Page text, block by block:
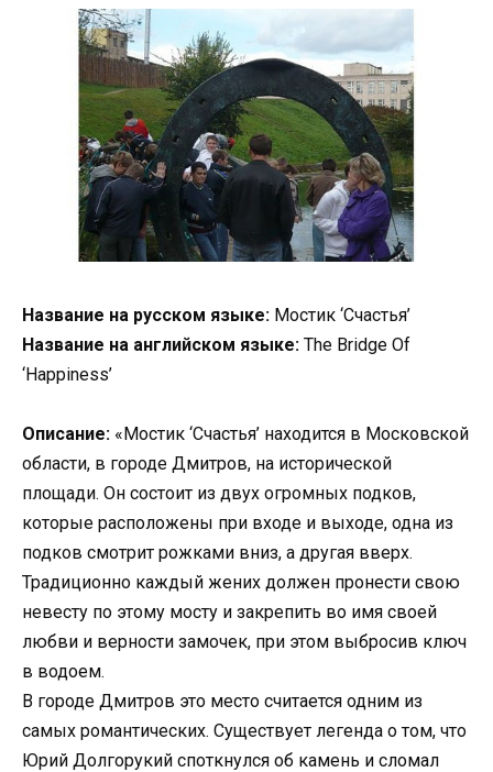
Название на русском языке: Мостик ‘Счастья’
Название на английском языке: The Bridge Of
‘Happiness’
Описание: «Мостик ‘Счастья’ находится в Московской
области, в городе Дмитров, на исторической
площади. Он состоит из двух огромных подков,
которые расположены при входе и выходе, одна из
подков смотрит рожками вниз, а другая вверх.
Традиционно каждый жених должен пронести свою
невесту по этому мосту и закрепить во имя своей
любви и верности замочек, при этом выбросив ключ
в водоем.
В городе Дмитров это место считается одним из
самых романтических. Существует легенда о том, что
Юрий Долгорукий споткнулся об камень и сломал